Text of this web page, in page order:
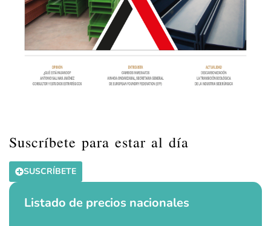
Suscríbete para estar al día
SUSCRÍBETE
Listado de precios nacionales